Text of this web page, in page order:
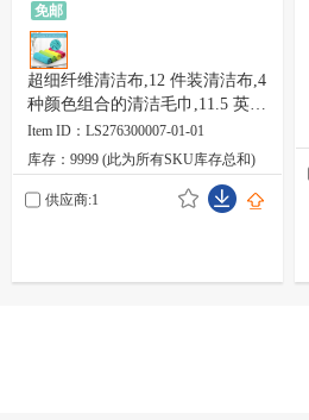
免邮
超细纤维清洁布,12 件装清洁布,4
种颜色组合的清洁毛巾,11.5 英寸
X 11.5 英寸(绿色/蓝色/黄色/粉
色)
Item ID：LS276300007-01-01
库存：9999 (此为所有SKU库存总和)
供应商:1